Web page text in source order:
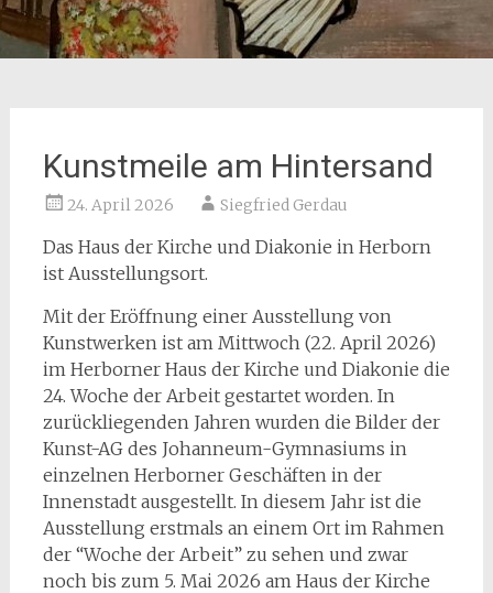
Kunstmeile am Hintersand
24. April 2026 Siegfried Gerdau
Das Haus der Kirche und Diakonie in Herborn
ist Ausstellungsort.
Mit der Eröffnung einer Ausstellung von
Kunstwerken ist am Mittwoch (22. April 2026)
im Herborner Haus der Kirche und Diakonie die
24. Woche der Arbeit gestartet worden. In
zurückliegenden Jahren wurden die Bilder der
Kunst-AG des Johanneum-Gymnasiums in
einzelnen Herborner Geschäften in der
Innenstadt ausgestellt. In diesem Jahr ist die
Ausstellung erstmals an einem Ort im Rahmen
der “Woche der Arbeit” zu sehen und zwar
noch bis zum 5. Mai 2026 am Haus der Kirche